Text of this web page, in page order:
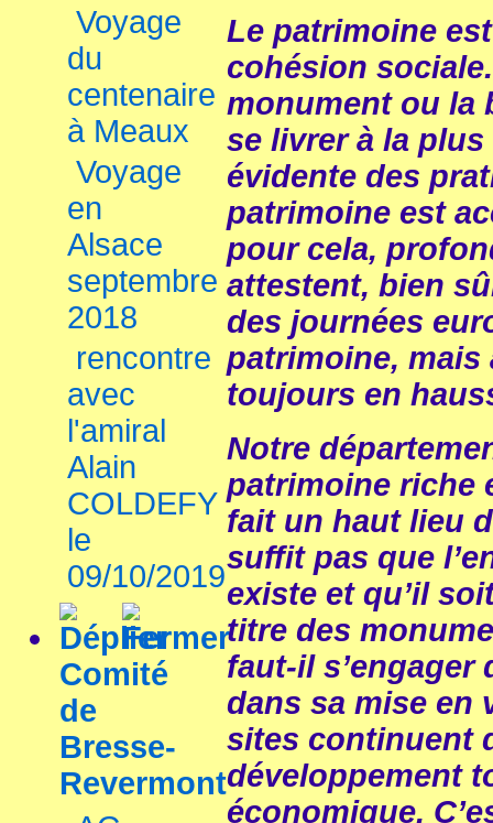
Voyage
du
centenaire
à Meaux
Voyage
en
Alsace
septembre
2018
rencontre
avec
l'amiral
Alain
COLDEFY
le
09/10/2019
Comité
de
Bresse-
Revermont
Le patrimoine
cohésion
monument ou la
se livrer à la
évidente des
patrimoine est
pour cela,
attestent, bien
des journées
patrimoine,
toujours en
Notre
patrimoine riche
fait un haut lieu
suffit pas que
existe et qu’il
titre des
faut-il s’engager
dans sa mise en
sites continuent
développement
économique.